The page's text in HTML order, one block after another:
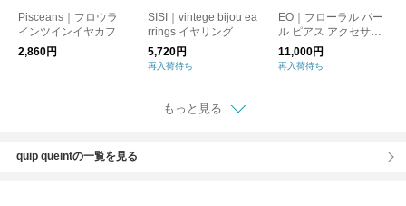
Pisceans｜フロウラ
インツインイヤカフ
2,860円
SISI｜vintege bijou ea
rrings イヤリング
5,720円
再入荷待ち
EO｜フローラル パー
ル ピアス アクセサリ
ー Floral Pearl Pierce
EO26AW-28 イオ
11,000円
再入荷待ち
もっと見る
quip queintの一覧を見る